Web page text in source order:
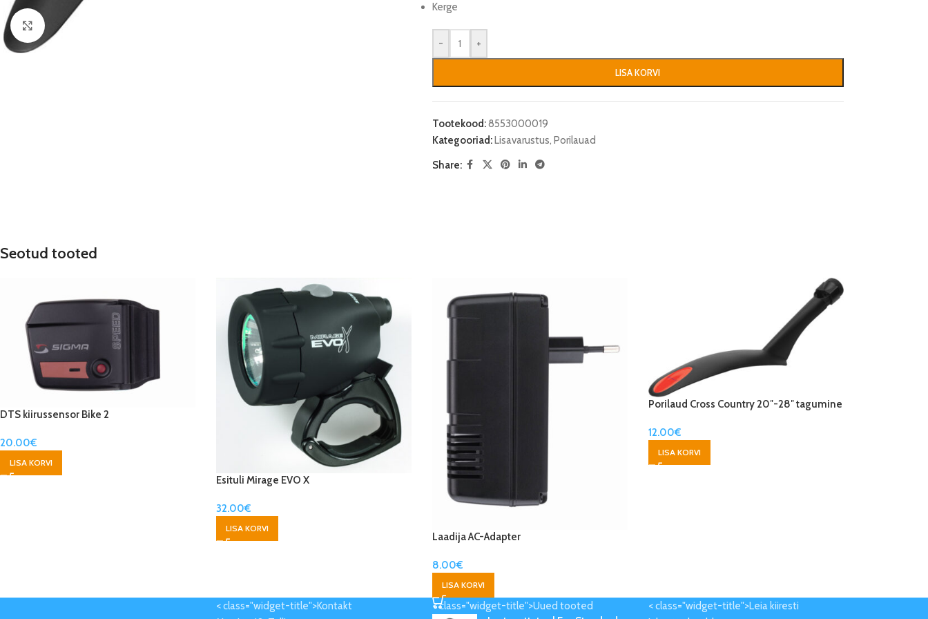
Click to enlarge
Kerge
- +
LISA KORVI
Tootekood:8553000019
Kategooriad:Lisavarustus, Porilauad
Share:
Seotud tooted
DTS kiirussensor Bike 2
20.00€
LISA KORVI
Esituli Mirage EVO X
32.00€
LISA KORVI
Laadija AC-Adapter
8.00€
LISA KORVI
Porilaud Cross Country 20″-28″ tagumine
12.00€
LISA KORVI
< class="widget-title">Kontakt
< class="widget-title">Uued tooted
< class="widget-title">Leia kiiresti